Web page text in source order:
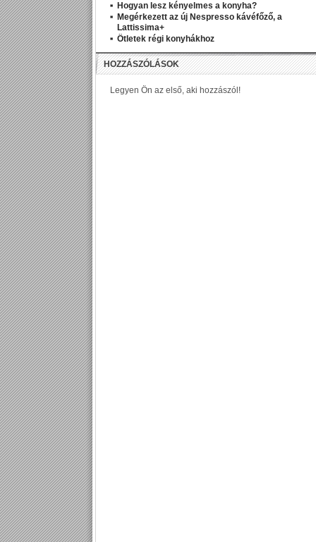
Hogyan lesz kényelmes a konyha?
Megérkezett az új Nespresso kávéfőző, a
Lattissima+
Ötletek régi konyhákhoz